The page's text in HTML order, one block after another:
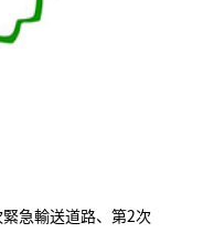
急輸送道路、第2次